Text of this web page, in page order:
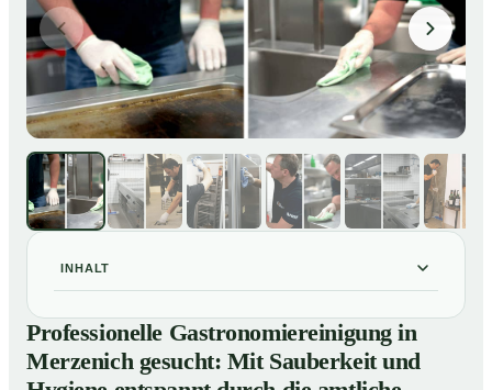
INHALT
01 Professionelle Gastronomiereinigung in Merzenich
gesucht: Mit Sauberkeit und Hygiene entspannt durch
die amtliche Kontrolle
Professionelle Gastronomiereinigung in
Merzenich gesucht: Mit Sauberkeit und